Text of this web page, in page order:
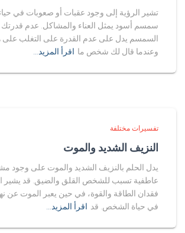
تشير الرؤية إلى وجود عقبات أو صعوبات في
سمسم أسود يمثل العناء والمشاكل. عدم
السمسم يدل على عدم القدرة على التغلب على
وعندما قال لك شخص ما اقرأ المزيد…
تفسيرات مختلفة
النزيف الشديد والموت
يدل الحلم بالنزيف الشديد والموت على وجود
عاطفية تسبب للشخص القلق والضيق. قد يشير
فقدان الطاقة والقوة، في حين يعبر الموت عن
في حياة الشخص. قد اقرأ المزيد…